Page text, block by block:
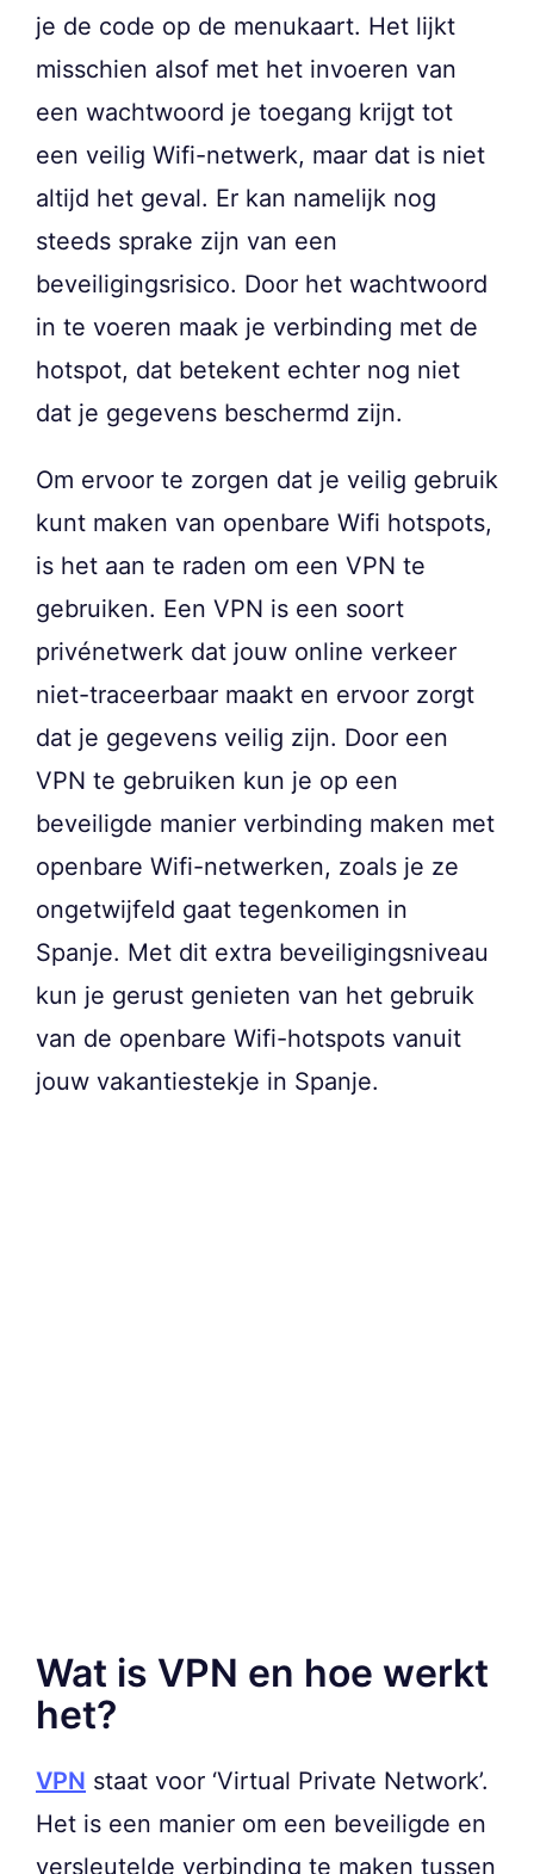
je de code op de menukaart. Het lijkt
misschien alsof met het invoeren van
een wachtwoord je toegang krijgt tot
een veilig Wifi-netwerk, maar dat is niet
altijd het geval. Er kan namelijk nog
steeds sprake zijn van een
beveiligingsrisico. Door het wachtwoord
in te voeren maak je verbinding met de
hotspot, dat betekent echter nog niet
dat je gegevens beschermd zijn.
Om ervoor te zorgen dat je veilig gebruik
kunt maken van openbare Wifi hotspots,
is het aan te raden om een VPN te
gebruiken. Een VPN is een soort
privénetwerk dat jouw online verkeer
niet-traceerbaar maakt en ervoor zorgt
dat je gegevens veilig zijn. Door een
VPN te gebruiken kun je op een
beveiligde manier verbinding maken met
openbare Wifi-netwerken, zoals je ze
ongetwijfeld gaat tegenkomen in
Spanje. Met dit extra beveiligingsniveau
kun je gerust genieten van het gebruik
van de openbare Wifi-hotspots vanuit
jouw vakantiestekje in Spanje.
Wat is VPN en hoe werkt
het?
VPN staat voor ‘Virtual Private Network’.
Het is een manier om een beveiligde en
versleutelde verbinding te maken tussen